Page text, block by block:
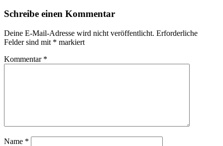
Schreibe einen Kommentar
Deine E-Mail-Adresse wird nicht veröffentlicht. Erforderliche
Felder sind mit * markiert
Kommentar *
Name *